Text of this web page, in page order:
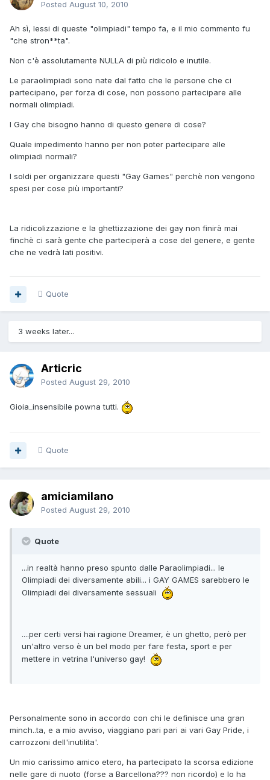
Posted August 10, 2010
Ah sì, lessi di queste "olimpiadi" tempo fa, e il mio commento fu
"che stron**ta".
Non c'è assolutamente NULLA di più ridicolo e inutile.
Le paraolimpiadi sono nate dal fatto che le persone che ci
partecipano, per forza di cose, non possono partecipare alle
normali olimpiadi.
I Gay che bisogno hanno di questo genere di cose?
Quale impedimento hanno per non poter partecipare alle
olimpiadi normali?
I soldi per organizzare questi "Gay Games" perchè non vengono
spesi per cose più importanti?
La ridicolizzazione e la ghettizzazione dei gay non finirà mai
finchè ci sarà gente che parteciperà a cose del genere, e gente
che ne vedrà lati positivi.
Quote
3 weeks later...
Articric
Posted August 29, 2010
Gioia_insensibile powna tutti.
Quote
amiciamilano
Posted August 29, 2010
Quote
...in realtà hanno preso spunto dalle Paraolimpiadi... le
Olimpiadi dei diversamente abili... i GAY GAMES sarebbero le
Olimpiadi dei diversamente sessuali
....per certi versi hai ragione Dreamer, è un ghetto, però per
un'altro verso è un bel modo per fare festa, sport e per
mettere in vetrina l'universo gay!
Personalmente sono in accordo con chi le definisce una gran
minch..ta, e a mio avviso, viaggiano pari pari ai vari Gay Pride, i
carrozzoni dell'inutilita'.
Un mio carissimo amico etero, ha partecipato la scorsa edizione
nelle gare di nuoto (forse a Barcellona??? non ricordo) e lo ha